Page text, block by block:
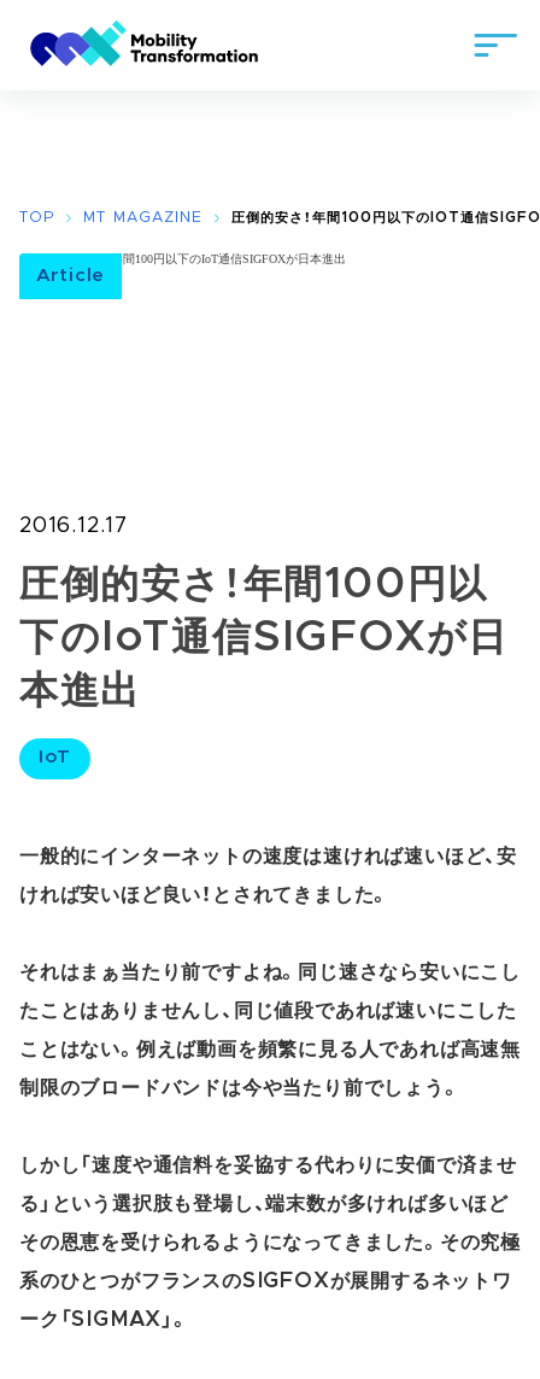
TOP MT MAGAZINE 圧倒的安さ！年間100円以下のIOT通信
Article
2016.12.17
圧倒的安さ！年間100円以
下のIoT通信SIGFOXが日
本進出
IoT
一般的にインターネットの速度は速ければ速いほど、安
ければ安いほど良い！とされてきました。
それはまぁ当たり前ですよね。同じ速さなら安いにこし
たことはありませんし、同じ値段であれば速いにこした
ことはない。例えば動画を頻繁に見る人であれば高速無
制限のブロードバンドは今や当たり前でしょう。
しかし「速度や通信料を妥協する代わりに安価で済ませ
る」という選択肢も登場し、端末数が多ければ多いほど
その恩恵を受けられるようになってきました。その究極
系のひとつがフランスのSIGFOXが展開するネットワ
ーク「SIGMAX」。